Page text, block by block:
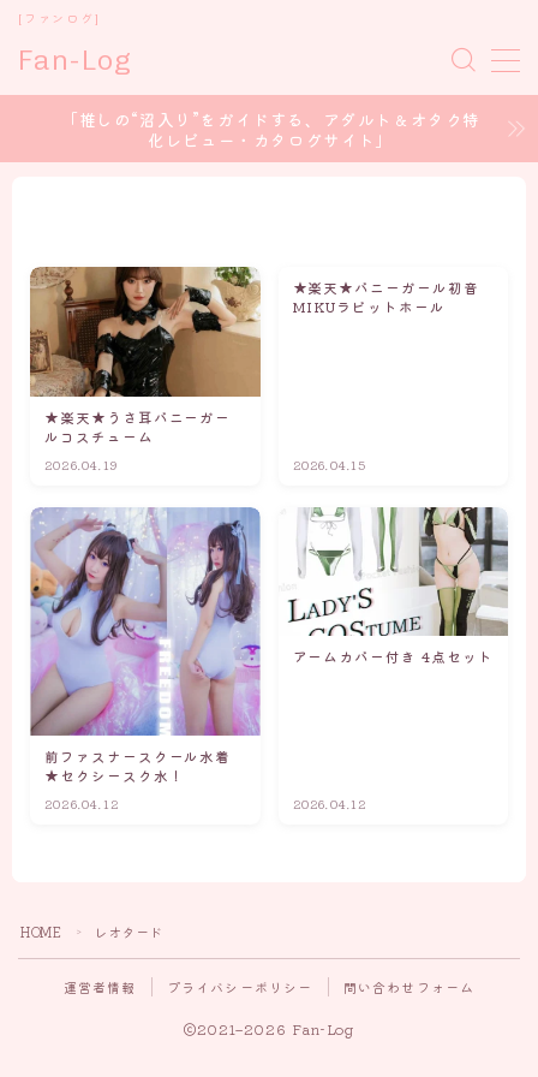
Fan-Log
[ファンログ]
ホーム
コスプレイヤー
アイドル/グラドル
声優 / voice Actor
「推しの“沼入り”をガイドする、アダルト＆オタク特
化レビュー・カタログサイト」
★楽天★うさ耳バニーガー
ルコスチューム
2026.04.19
★楽天★バニーガール初音
MIKUラビットホール
2026.04.15
前ファスナースクール水着
★セクシースク水！
2026.04.12
アームカバー付き 4点セット
2026.04.12
HOME ＞ レオタード
運営者情報 プライバシーポリシー 問い合わせフォーム
2021–2026 Fan-Log